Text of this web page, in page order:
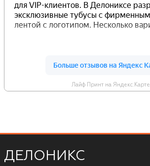
Лайф Принт на Яндекс.Карте
ДЕЛОНИКС